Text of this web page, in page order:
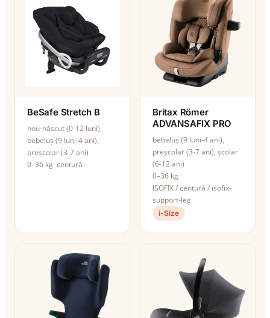
BeSafe Stretch B
nou-născut (0-12 luni),
bebeluș (9 luni-4 ani),
preșcolar (3-7 ani)
0–36 kg centură
Britax Römer
ADVANSAFIX PRO
bebeluș (9 luni-4 ani),
preșcolar (3-7 ani), școlar
(6-12 ani)
0–36 kg
ISOFIX / centură / isofix-
support-leg
i-Size